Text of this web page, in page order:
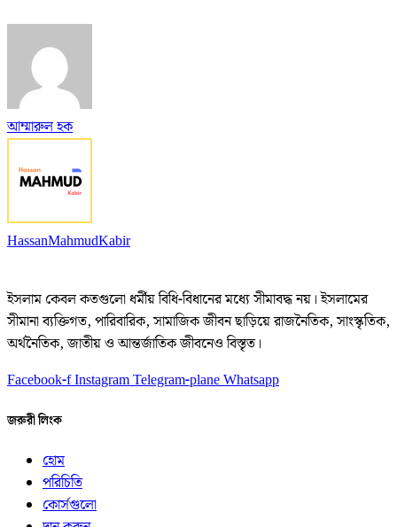
আম্মারুল হক
HassanMahmudKabir
ইসলাম কেবল কতগুলো ধর্মীয় বিধি-বিধানের মধ্যে সীমাবদ্ধ নয়। ইসলামের
সীমানা ব্যক্তিগত, পারিবারিক, সামাজিক জীবন ছাড়িয়ে রাজনৈতিক, সাংস্কৃতিক,
অর্থনৈতিক, জাতীয় ও আন্তর্জাতিক জীবনেও বিস্তৃত।
Facebook-fInstagramTelegram-planeWhatsapp
জরুরী লিংক
হোম
পরিচিতি
কোর্সগুলো